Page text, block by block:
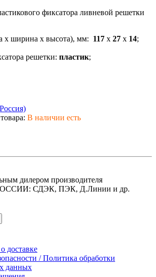
фиксатора ливневой решетки
x ширина x высота), мм: 117 x 27 x 14;
решетки: пластик;
В наличии есть
дилером производителя
СДЭК, ПЭК, Д.Линии и др.
доставке
/ Политика обработки
данных